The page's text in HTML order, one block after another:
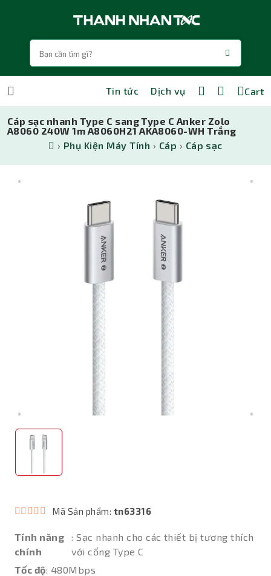
Tin tức Dịch vụ Cart
Cáp sạc nhanh Type C sang Type C Anker Zolo
A8060 240W 1m A8060H21 AKA8060-WH Trắng
› Phụ Kiện Máy Tính › Cáp › Cáp sạc
Mã Sản phẩm: tn63316
Tính năng
chính
: Sạc nhanh cho các thiết bị tương thích
với cổng Type C
Tốc độ: 480Mbps